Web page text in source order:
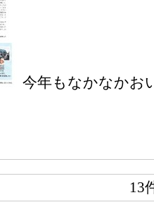
今年もなかなかお
13